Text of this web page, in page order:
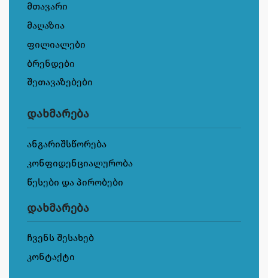
მთავარი
მაღაზია
ფილიალები
ბრენდები
შეთავაზებები
დახმარება
ანგარიშსწორება
კონფიდენციალურობა
წესები და პირობები
დახმარება
ჩვენს შესახებ
კონტაქტი